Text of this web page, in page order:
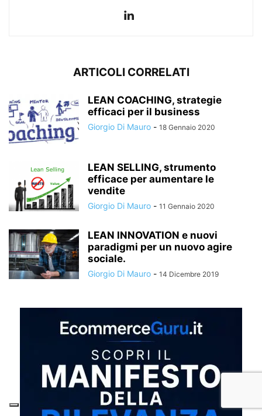
ARTICOLI CORRELATI
LEAN COACHING, strategie
efficaci per il business
Giorgio Di Mauro - 18 Gennaio 2020
LEAN SELLING, strumento
efficace per aumentare le
vendite
Giorgio Di Mauro - 11 Gennaio 2020
LEAN INNOVATION e nuovi
paradigmi per un nuovo agire
sociale.
Giorgio Di Mauro - 14 Dicembre 2019